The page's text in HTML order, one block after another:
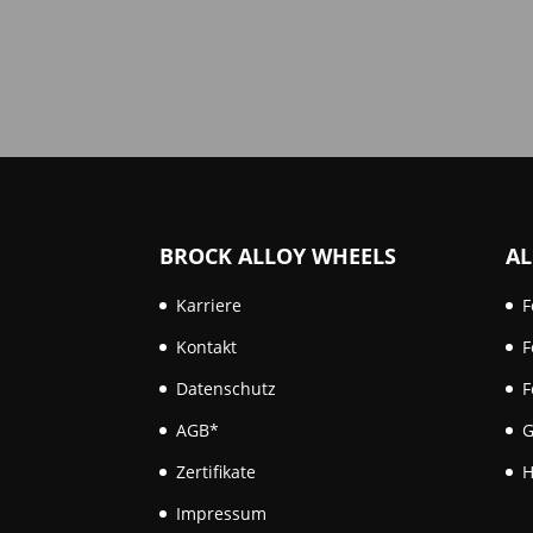
BROCK ALLOY WHEELS
Karriere
Kontakt
Datenschutz
AGB*
Zertifikate
Impressum